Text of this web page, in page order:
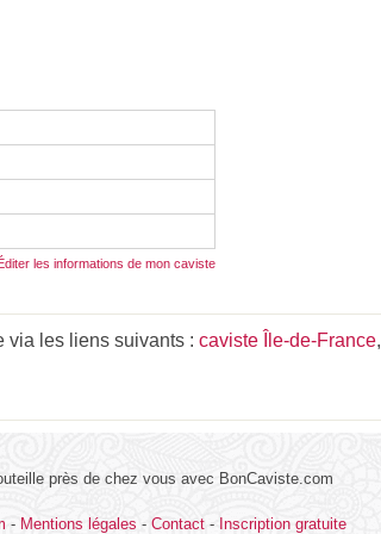
les informations de mon caviste
via les liens suivants : caviste Île-de-France,
près de chez vous avec BonCaviste.com
- Mentions légales - Contact - Inscription gratuite